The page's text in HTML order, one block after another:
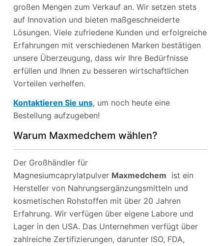
großen Mengen zum Verkauf an. Wir setzen stets
auf Innovation und bieten maßgeschneiderte
Lösungen. Viele zufriedene Kunden und erfolgreiche
Erfahrungen mit verschiedenen Marken bestätigen
unsere Überzeugung, dass wir Ihre Bedürfnisse
erfüllen und Ihnen zu besseren wirtschaftlichen
Vorteilen verhelfen.
Kontaktieren Sie uns, um noch heute eine
Bestellung aufzugeben!
Warum Maxmedchem wählen?
Der Großhändler für
Magnesiumcaprylatpulver Maxmedchem ist ein
Hersteller von Nahrungsergänzungsmitteln und
kosmetischen Rohstoffen mit über 20 Jahren
Erfahrung. Wir verfügen über eigene Labore und
Lager in den USA. Das Unternehmen verfügt über
zahlreiche Zertifizierungen, darunter ISO, FDA,